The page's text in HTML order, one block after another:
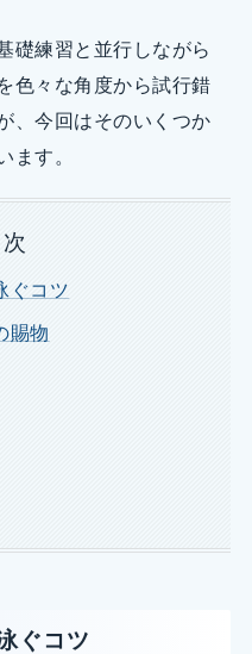
礎練習と並行しながら
色々な角度から試行錯
、今回はそのいくつか
ます。
ぐコツ
賜物
ぐコツ